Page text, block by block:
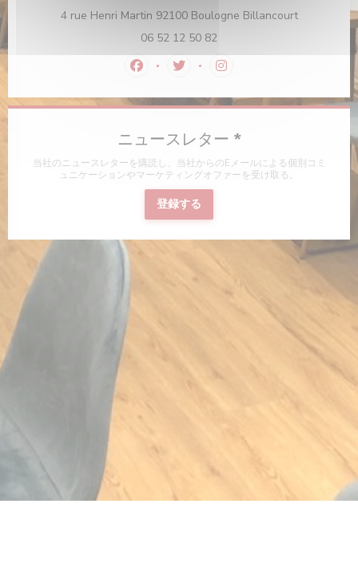
ドウで開きます))
いウィンドウで開きます))
4 rue Henri Martin 92100 Boulogne Billancourt((新しいウ
06 52 12 50 82
Facebook ((新しいウィンドウで開きま
Twitter ((新しいウィンドウで
Instagram ((新しいウィ
ニュースレター *
当社のニュースレターを購読し、当社からのEメールによる個別コミ
ュニケーションやマーケティングオファーを受け取る。
登録する